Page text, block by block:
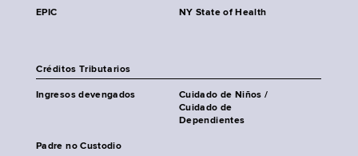
EPIC NY State of Health
Créditos Tributarios
Ingresos devengados
Cuidado de Niños /
Cuidado de
Dependientes
Padre no Custodio